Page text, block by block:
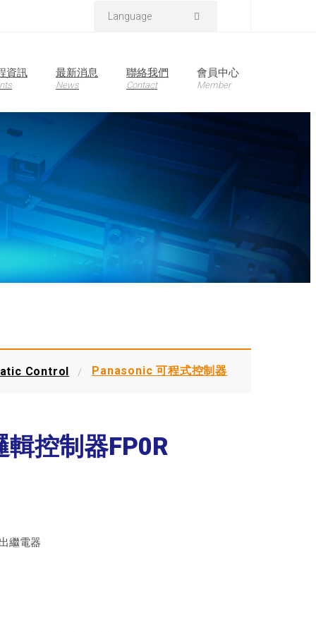
Language
資訊 最新消息
News
聯絡我們
Contact
會員中心
Member
Control Panasonic 可程式控制器
控制器FP0R
繼電器